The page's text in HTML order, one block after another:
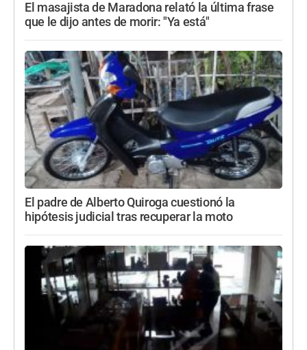
El masajista de Maradona relató la última frase
que le dijo antes de morir: "Ya está"
El padre de Alberto Quiroga cuestionó la
hipótesis judicial tras recuperar la moto